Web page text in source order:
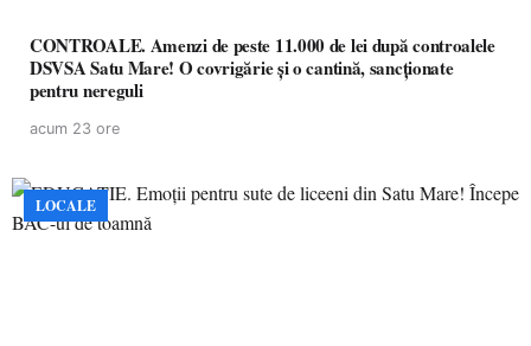
CONTROALE. Amenzi de peste 11.000 de lei după controalele
DSVSA Satu Mare! O covrigărie și o cantină, sancționate
pentru nereguli
acum 23 ore
LOCALE